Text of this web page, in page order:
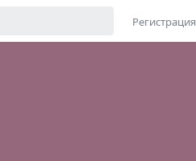
Регистрация